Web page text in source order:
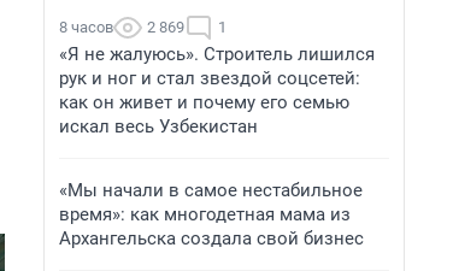
8 часов 2 869 1
«Я не жалуюсь». Строитель лишился
рук и ног и стал звездой соцсетей:
как он живет и почему его семью
искал весь Узбекистан
«Мы начали в самое нестабильное
время»: как многодетная мама из
Архангельска создала свой бизнес